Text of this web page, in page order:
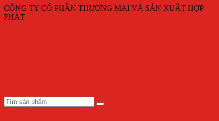
CÔNG TY CỔ PHẦN THƯƠNG MẠI VÀ SẢN XUẤT HỢP
PHÁT